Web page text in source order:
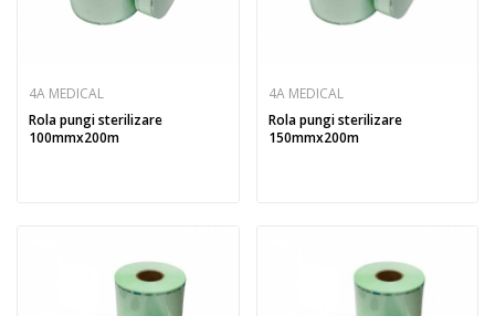
4A MEDICAL
Rola pungi sterilizare
100mmx200m
4A MEDICAL
Rola pungi sterilizare
150mmx200m